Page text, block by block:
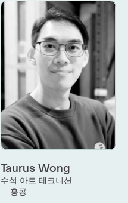
Taurus Wong
수석 아트 테크니션
홍콩